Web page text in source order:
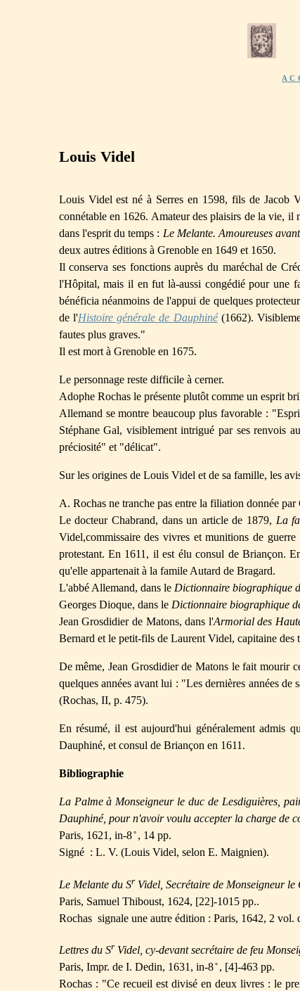
Louis Videl
Louis Videl est né à Serres en 1598, fils de Jacob
connétable en 1626. Amateur des plaisirs de la vie,
dans l'esprit du temps : Le Melante. Amoureuses
deux autres éditions à Grenoble en 1649 et 1650.
Il conserva ses fonctions auprès du maréchal de
l'Hôpital, mais il en fut là-aussi congédié pour une
bénéficia néanmoins de l'appui de quelques
de l'Histoire générale de Dauphiné(1662).
fautes plus graves."
Il est mort à Grenoble en 1675.
Le personnage reste difficile à cerner.
Adophe Rochas le présente plutôt comme un esprit
Allemand se montre beaucoup plus favorable :
Stéphane Gal, visiblement intrigué par ses renvois
préciosité" et "délicat".
Sur les origines de Louis Videl et de sa famille, les
A. Rochas ne tranche pas entre la filiation donnée
Le docteur Chabrand, dans un article de 1879, La
Videl,commissaire des vivres et munitions de
protestant. En 1611, il est élu consul de Briançon.
qu'elle appartenait à la famile Autard de Bragard.
L'abbé Allemand, dans le Dictionnaire biographique
Georges Dioque, dans le Dictionnaire biographique
Jean Grosdidier de Matons, dans l'Armorial des
Bernard et le petit-fils de Laurent Videl, capitaine des
De même, Jean Grosdidier de Matons le fait mourir
quelques années avant lui : "Les dernières années
(Rochas, II, p. 475).
En résumé, il est aujourd'hui généralement admis
Dauphiné, et consul de Briançon en 1611.
Bibliographie
La Palme à Monseigneur le duc de Lesdiguières,
Dauphiné, pour n'avoir voulu accepter la charge de
Paris, 1621, in-8 ̊ , 14 pp.
Signé : L. V. (Louis Videl, selon E. Maignien).
Le Melante du SrVidel, Secrétaire de Monseigneur le
Paris, Samuel Thiboust, 1624, [22]-1015 pp..
Rochas signale une autre édition : Paris, 1642, 2 vol.
Lettres du SrVidel, cy-devant secrétaire de feu
Paris, Impr. de I. Dedin, 1631, in-8 ̊ , [4]-463 pp.
Rochas : "Ce recueil est divisé en deux livres : le